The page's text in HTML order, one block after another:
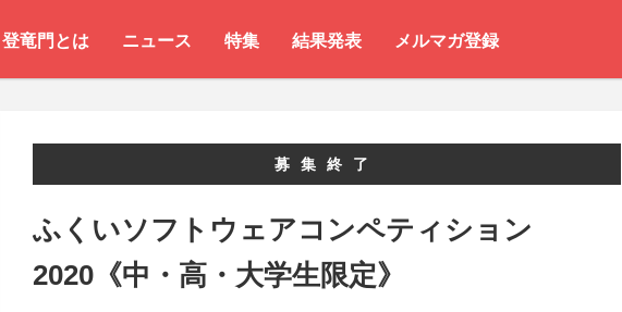
登竜門とは ニュース 特集 結果発表 メルマガ登録
募集終了
ふくいソフトウェアコンペティション
2020《中・高・大学生限定》